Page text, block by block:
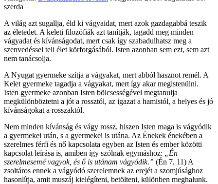
szerda
A világ azt sugallja, éld ki vágyaidat, mert azok gazdagabbá teszik
az életedet. A keleti filozófiák azt tanítják, tagadd meg minden
vágyadat és kívánságodat, mert csak így szabadulhatsz meg a
szenvedéssel teli élet körforgásából. Isten azonban sem ezt, sem azt
nem tanácsolja.
A Nyugat gyermeke szítja a vágyakat, mert abból hasznot remél. A
Kelet gyermeke tagadja a vágyakat, mert így akar megistenülni.
Isten gyermeke azonban Isten bölcsességével megtanulja
megkülönböztetni a jót a rossztól, az igazat a hamistól, a helyes és jó
kívánságokat a rosszaktól.
Nem minden kívánság és vágy rossz, hiszen Isten maga is vágyódik
a gyermekei után, s a gyermekei is utána. Az Énekek énekében a
szerelmes férfi és nő kapcsolata egyben az Isten és ember közötti
kapcsolat leírása is, amiben így szólnak egymáshoz:
„Én
szerelmesemé vagyok, és ő is utánam vágyódik.” (Én 7, 11) A
zsoltáros ennek a vágyódó szerelemnek az erejét a szomjúsághoz
hasonlítja, amit muszáj kielégíteni, betölteni, különben meghalunk.